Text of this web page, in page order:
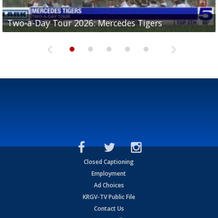
Two-a-Day Tour 2026: Mercedes Tigers
Two-a-Day Tour 2026: Progreso Red Ants
Two-a-Day Tour 2026: Donna Redskins
Two-a-Day Tour 2026: Brownsville Pace Vikings
Two-a-Day Tour 2026: La Joya Coyotes
Closed Captioning
Employment
Ad Choices
KRGV-TV Public File
Contact Us